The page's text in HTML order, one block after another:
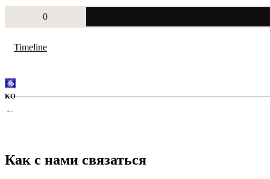
0
Timeline
KO
Как с нами связаться